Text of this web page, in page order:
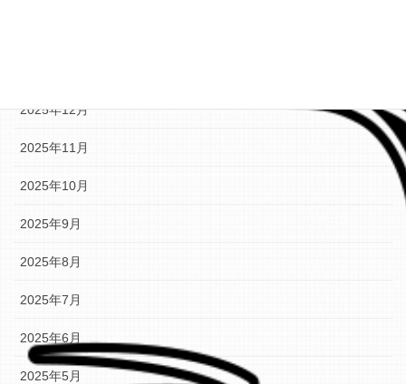
2025年12月
2025年11月
2025年10月
2025年9月
2025年8月
2025年7月
2025年6月
2025年5月